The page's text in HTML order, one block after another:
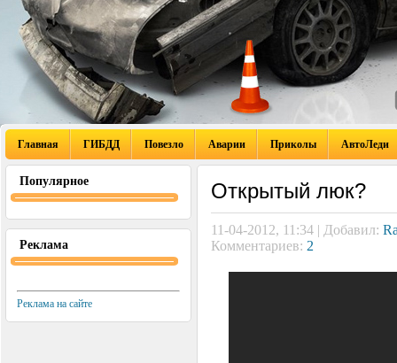
Главная ГИБДД Повезло Аварии Приколы АвтоЛеди
Популярное
Реклама
Реклама на сайте
Открытый люк?
11-04-2012, 11:34 | Добавил:
Комментариев: 2